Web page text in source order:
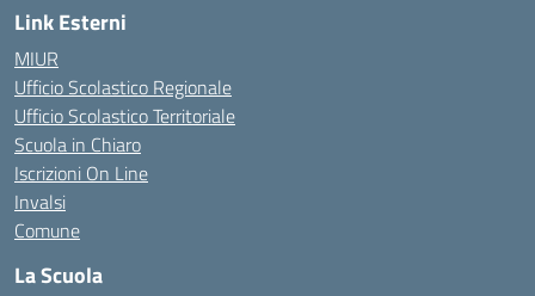
Link Esterni
MIUR
Ufficio Scolastico Regionale
Ufficio Scolastico Territoriale
Scuola in Chiaro
Iscrizioni On Line
Invalsi
Comune
La Scuola